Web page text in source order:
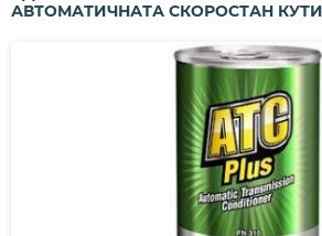
АВТОМАТИЧНАТА СКОРОСТАН